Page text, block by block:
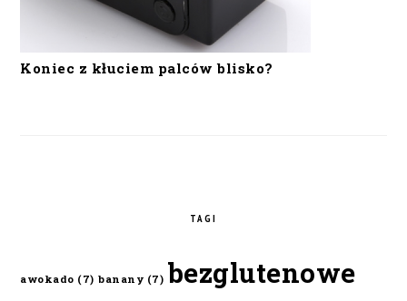
Koniec z kłuciem palców blisko?
TAGI
awokado (7) banany (7) bezglutenowe